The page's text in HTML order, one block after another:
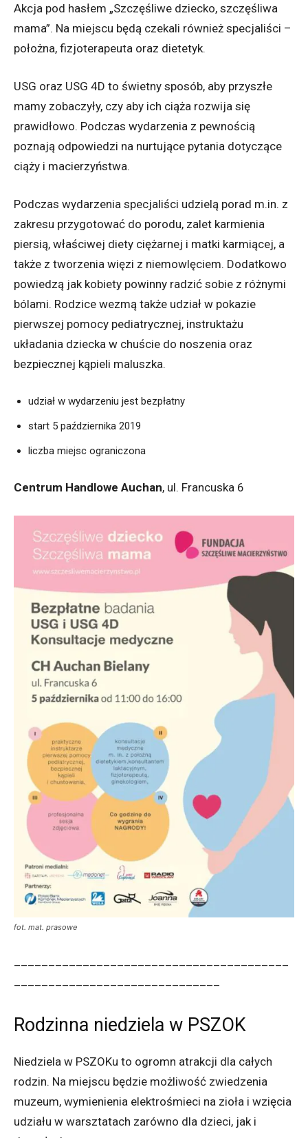
Akcja pod hasłem „Szczęśliwe dziecko, szczęśliwa
mama”. Na miejscu będą czekali również specjaliści –
położna, fizjoterapeuta oraz dietetyk.
USG oraz USG 4D to świetny sposób, aby przyszłe
mamy zobaczyły, czy aby ich ciąża rozwija się
prawidłowo. Podczas wydarzenia z pewnością
poznają odpowiedzi na nurtujące pytania dotyczące
ciąży i macierzyństwa.
Podczas wydarzenia specjaliści udzielą porad m.in. z
zakresu przygotować do porodu, zalet karmienia
piersią, właściwej diety ciężarnej i matki karmiącej, a
także z tworzenia więzi z niemowlęciem. Dodatkowo
powiedzą jak kobiety powinny radzić sobie z różnymi
bólami. Rodzice wezmą także udział w pokazie
pierwszej pomocy pediatrycznej, instruktażu
układania dziecka w chuście do noszenia oraz
bezpiecznej kąpieli maluszka.
udział w wydarzeniu jest bezpłatny
start 5 października 2019
liczba miejsc ograniczona
Centrum Handlowe Auchan, ul. Francuska 6
fot. mat. prasowe
Rodzinna niedziela w PSZOK
Niedziela w PSZOKu to ogromn atrakcji dla całych
rodzin. Na miejscu będzie możliwość zwiedzenia
muzeum, wymienienia elektrośmieci na zioła i wzięcia
udziału w warsztatach zarówno dla dzieci, jak i